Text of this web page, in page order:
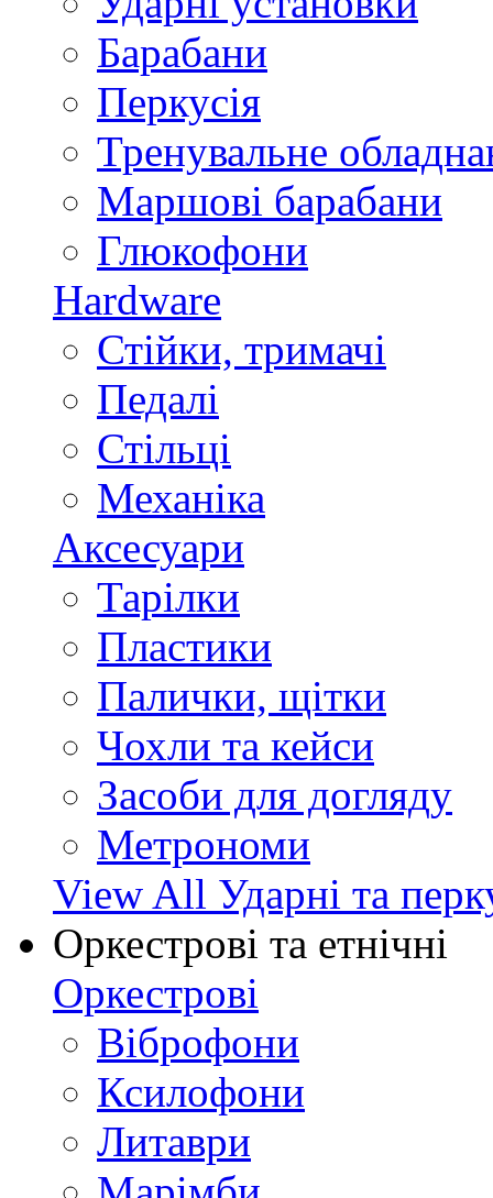
Барабани
Перкусія
Тренувальне
Маршові барабани
Глюкофони
Hardware
Стійки, тримачі
Педалі
Стільці
Механіка
Аксесуари
Тарілки
Пластики
Палички, щітки
Чохли та кейси
Засоби для догляду
Метрономи
View All Ударні та
Оркестрові та етнічні
Оркестрові
Віброфони
Ксилофони
Литаври